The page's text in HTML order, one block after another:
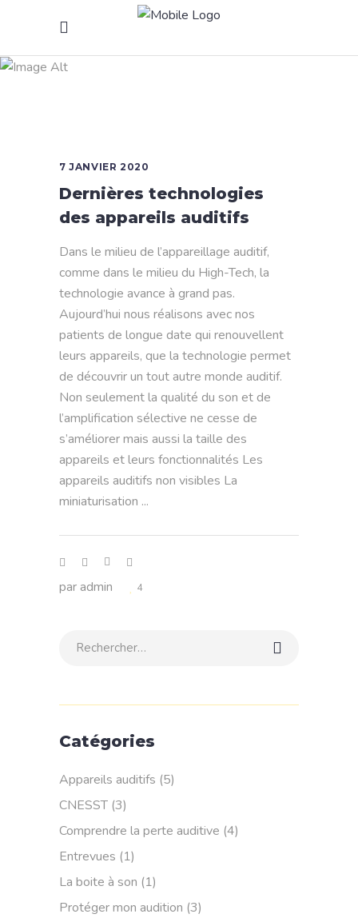
Amplification
7 JANVIER 2020
Dernières technologies
des appareils auditifs
Dans le milieu de l’appareillage auditif,
comme dans le milieu du High-Tech, la
technologie avance à grand pas.
Aujourd’hui nous réalisons avec nos
patients de longue date qui renouvellent
leurs appareils, que la technologie permet
de découvrir un tout autre monde auditif.
Non seulement la qualité du son et de
l’amplification sélective ne cesse de
s’améliorer mais aussi la taille des
appareils et leurs fonctionnalités Les
appareils auditifs non visibles La
miniaturisation
paradmin 4
Rechercher:
Catégories
Appareils auditifs (5)
CNESST (3)
Comprendre la perte auditive (4)
Entrevues (1)
La boite à son (1)
Protéger mon audition (3)